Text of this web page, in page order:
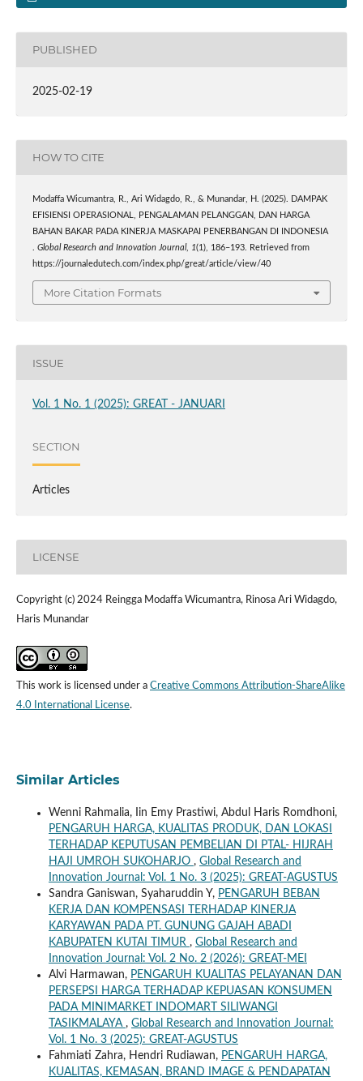
PUBLISHED
2025-02-19
HOW TO CITE
Modaffa Wicumantra, R., Ari Widagdo, R., & Munandar, H. (2025). DAMPAK
EFISIENSI OPERASIONAL, PENGALAMAN PELANGGAN, DAN HARGA
BAHAN BAKAR PADA KINERJA MASKAPAI PENERBANGAN DI INDONESIA
Global Research and Innovation Journal, 1(1), 186–193. Retrieved from
https://journaledutech.com/index.php/great/article/view/40
More Citation Formats
ISSUE
Vol. 1 No. 1 (2025): GREAT - JANUARI
SECTION
Articles
LICENSE
Copyright (c) 2024 Reingga Modaffa Wicumantra, Rinosa Ari Widagdo,
Haris Munandar
This work is licensed under a Creative Commons Attribution-ShareAlike
4.0 International License.
Similar Articles
Wenni Rahmalia, Iin Emy Prastiwi, Abdul Haris Romdhoni,
PENGARUH HARGA, KUALITAS PRODUK, DAN LOKASI
TERHADAP KEPUTUSAN PEMBELIAN DI PTAL- HIJRAH
HAJI UMROH SUKOHARJO , Global Research and
Innovation Journal: Vol. 1 No. 3 (2025): GREAT-AGUSTUS
Sandra Ganiswan, Syaharuddin Y, PENGARUH BEBAN
KERJA DAN KOMPENSASI TERHADAP KINERJA
KARYAWAN PADA PT. GUNUNG GAJAH ABADI
KABUPATEN KUTAI TIMUR , Global Research and
Innovation Journal: Vol. 2 No. 2 (2026): GREAT-MEI
Alvi Harmawan, PENGARUH KUALITAS PELAYANAN DAN
PERSEPSI HARGA TERHADAP KEPUASAN KONSUMEN
PADA MINIMARKET INDOMART SILIWANGI
TASIKMALAYA , Global Research and Innovation Journal:
Vol. 1 No. 3 (2025): GREAT-AGUSTUS
Fahmiati Zahra, Hendri Rudiawan, PENGARUH HARGA,
KUALITAS, KEMASAN, BRAND IMAGE & PENDAPATAN